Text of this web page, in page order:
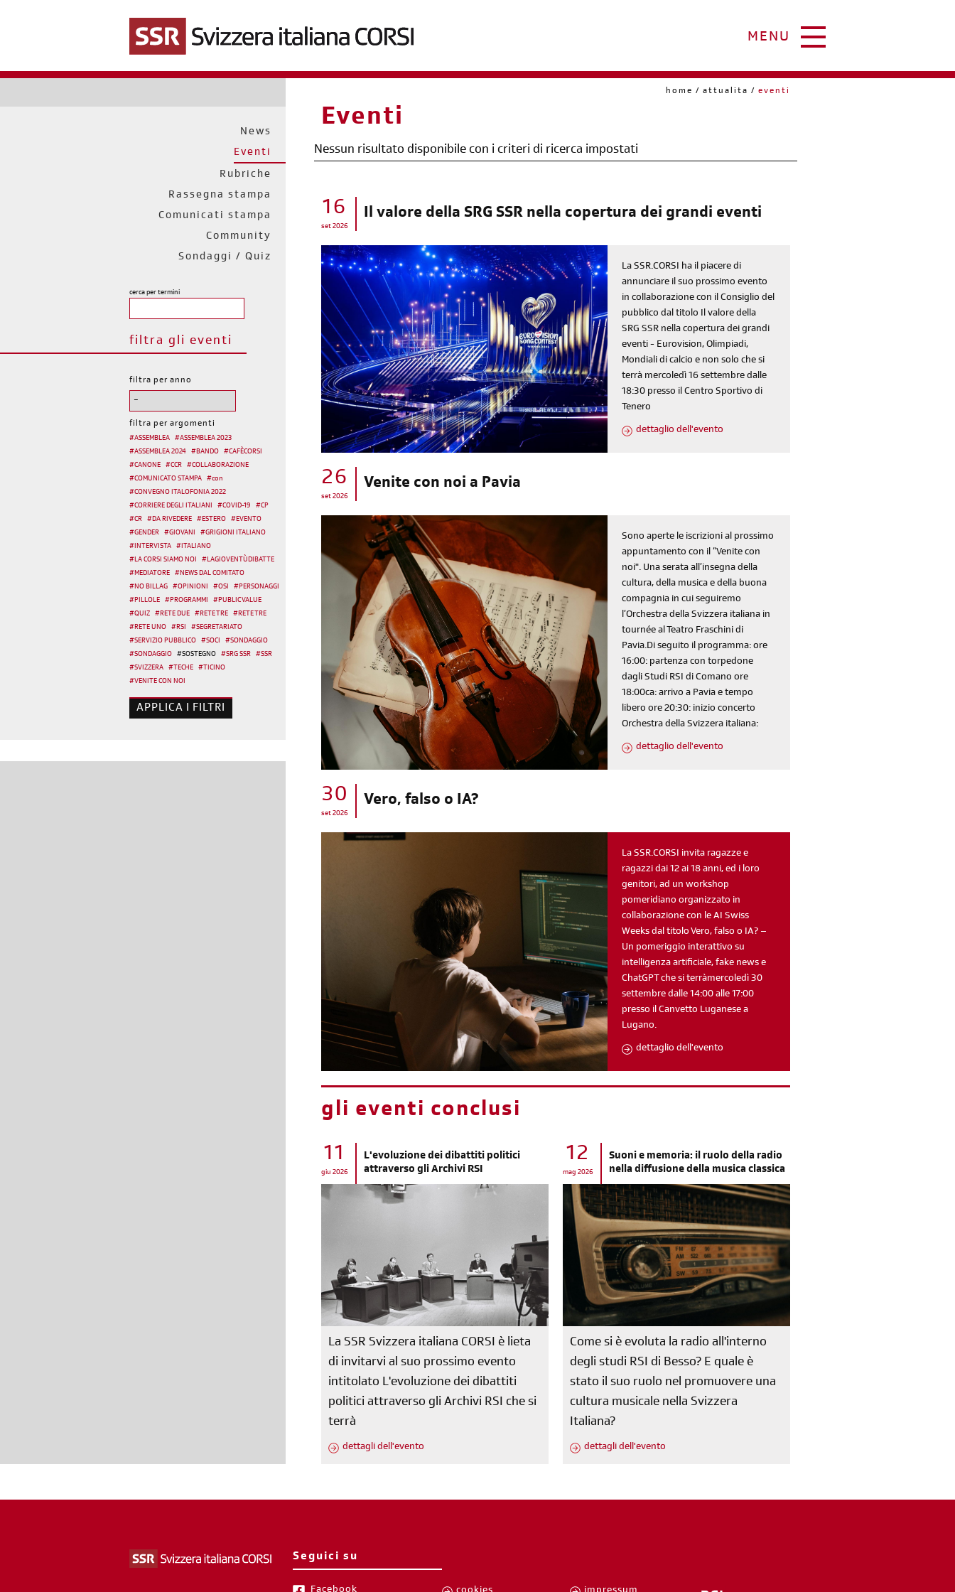
MENU
sondaggi
di' la tua
login
area riservata
News
Eventi
Rubriche
Rassegna stampa
Comunicati stampa
Community
Sondaggi / Quiz
cerca per termini
filtra gli eventi
filtra per anno
filtra per argomenti
#ASSEMBLEA #ASSEMBLEA 2023
#ASSEMBLEA 2024 #BANDO #CAFÈCORSI
#CANONE #CCR #COLLABORAZIONE
#COMUNICATO STAMPA #con
#CONVEGNO ITALOFONIA 2022
#CORRIERE DEGLI ITALIANI #COVID-19 #CP
#CR #DA RIVEDERE #ESTERO #EVENTO
#GENDER #GIOVANI #GRIGIONI ITALIANO
#INTERVISTA #ITALIANO
#LA CORSI SIAMO NOI #LAGIOVENTÙDIBATTE
#MEDIATORE #NEWS DAL COMITATO
#NO BILLAG #OPINIONI #OSI #PERSONAGGI
#PILLOLE #PROGRAMMI #PUBLIC VALUE
#QUIZ #RETE DUE #RETE TRE #RETE TRE
#RETE UNO #RSI #SEGRETARIATO
#SERVIZIO PUBBLICO #SOCI #SONDAGGIO
#SONDAGGIO #SOSTEGNO #SRG SSR #SSR
#SVIZZERA # TECHE # TICINO
#VENITE CON NOI
pane
home attualita eventi
Eventi
Nessun risultato disponibile con i criteri di ricerca impostati
16
set 2026
Il valore della SRG SSR nella copertura dei grandi eventi
La SSR.CORSI ha il piacere di
annunciare il suo prossimo evento
in collaborazione con il Consiglio del
pubblico dal titolo Il valore della
SRG SSR nella copertura dei grandi
eventi - Eurovision, Olimpiadi,
Mondiali di calcio e non solo che si
terrà mercoledì 16 settembre dalle
18:30 presso il Centro Sportivo di
Tenero
dettaglio dell'evento
26
set 2026
Venite con noi a Pavia
Sono aperte le iscrizioni al prossimo
appuntamento con il “Venite con
noi". Una serata all’insegna della
cultura, della musica e della buona
compagnia in cui seguiremo
l’Orchestra della Svizzera italiana in
tournée al Teatro Fraschini di
Pavia.Di seguito il programma: ore
16:00: partenza con torpedone
dagli Studi RSI di Comano ore
18:00ca: arrivo a Pavia e tempo
libero ore 20:30: inizio concerto
Orchestra della Svizzera italiana:
dettaglio dell'evento
30
set 2026
Vero, falso o IA?
La SSR.CORSI invita ragazze e
ragazzi dai 12 ai 18 anni, ed i loro
genitori, ad un workshop
pomeridiano organizzato in
collaborazione con le AI Swiss
Weeks dal titolo Vero, falso o IA? –
Un pomeriggio interattivo su
intelligenza artificiale, fake news e
ChatGPT che si terràmercoledì 30
settembre dalle 14:00 alle 17:00
presso il Canvetto Luganese a
Lugano.
dettaglio dell'evento
gli eventi conclusi
11
giu 2026
L'evoluzione dei dibattiti politici
attraverso gli Archivi RSI
La SSR Svizzera italiana CORSI è lieta
di invitarvi al suo prossimo evento
intitolato L'evoluzione dei dibattiti
politici attraverso gli Archivi RSI che si
terrà
dettagli dell'evento
12
mag 2026
Suoni e memoria: il ruolo della radio
nella diffusione della musica classica
Come si è evoluta la radio all'interno
degli studi RSI di Besso? E quale è
stato il suo ruolo nel promuovere una
cultura musicale nella Svizzera
Italiana?
dettagli dell'evento
Seguici su